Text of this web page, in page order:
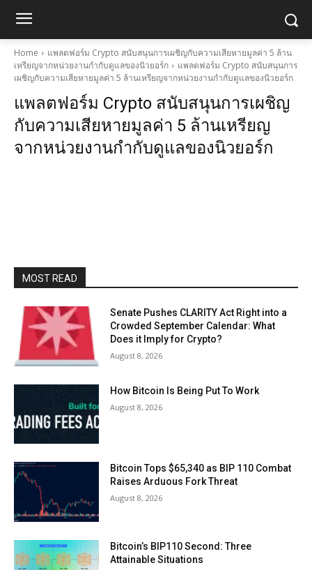
Home
แพลตฟอร์ม Crypto สนับสนุนการเผชิญกับความเสียหายมูลค่า 5 ล้าน
เหรียญจากหน่วยงานกำกับดูแลของนิวยอร์ก
แพลตฟอร์ม Crypto สนับสนุนการ
เผชิญกับความเสียหายมูลค่า 5 ล้านเหรียญจากหน่วยงานกำกับดูแลของนิวยอร์ก
แพลตฟอร์ม Crypto สนับสนุนการเผชิญ
กับความเสียหายมูลค่า 5 ล้านเหรียญ
จากหน่วยงานกำกับดูแลของนิวยอร์ก
MOST READ
Senate Pushes CLARITY Act Right into a
Crowded September Calendar: What
Does it Imply for Crypto?
August 8, 2026
How Bitcoin Is Being Put To Work
August 8, 2026
Bitcoin Tops $65,340 as BIP 110 Combat
Raises Arduous Fork Threat
August 8, 2026
Bitcoin’s BIP110 Second: Three
Attainable Situations